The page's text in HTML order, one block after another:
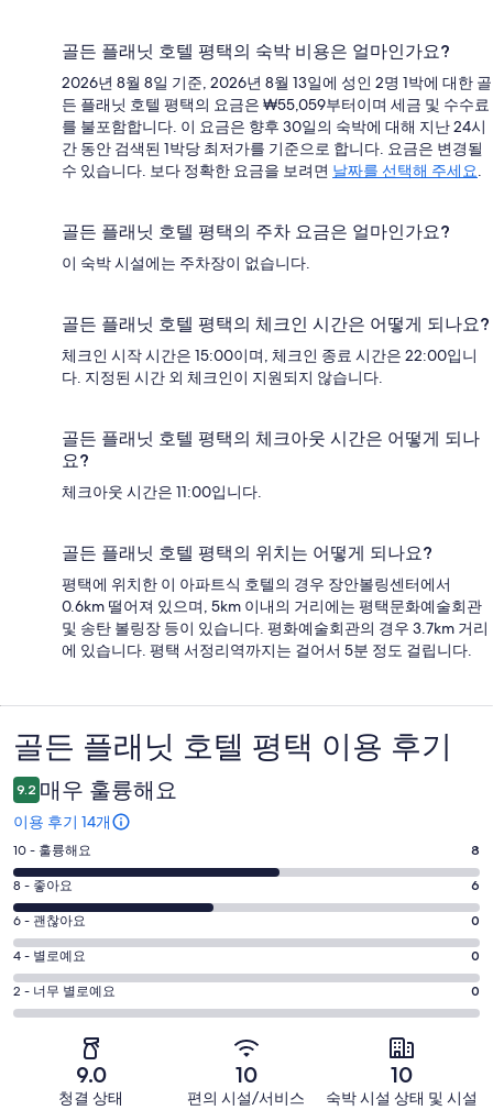
골든 플래닛 호텔 평택의 숙박 비용은 얼마인가요?
2026년 8월 8일 기준, 2026년 8월 13일에 성인 2명 1박에 대한 골
든 플래닛 호텔 평택의 요금은 ₩55,059부터이며 세금 및 수수료
를 불포함합니다. 이 요금은 향후 30일의 숙박에 대해 지난 24시
간 동안 검색된 1박당 최저가를 기준으로 합니다. 요금은 변경될
수 있습니다. 보다 정확한 요금을 보려면 날짜를 선택해 주세요.
골든 플래닛 호텔 평택의 주차 요금은 얼마인가요?
이 숙박 시설에는 주차장이 없습니다.
골든 플래닛 호텔 평택의 체크인 시간은 어떻게 되나요?
체크인 시작 시간은 15:00이며, 체크인 종료 시간은 22:00입니
다. 지정된 시간 외 체크인이 지원되지 않습니다.
골든 플래닛 호텔 평택의 체크아웃 시간은 어떻게 되나
요?
체크아웃 시간은 11:00입니다.
골든 플래닛 호텔 평택의 위치는 어떻게 되나요?
평택에 위치한 이 아파트식 호텔의 경우 장안볼링센터에서
0.6km 떨어져 있으며, 5km 이내의 거리에는 평택문화예술회관
및 송탄 볼링장 등이 있습니다. 평화예술회관의 경우 3.7km 거리
에 있습니다. 평택 서정리역까지는 걸어서 5분 정도 걸립니다.
이
용
후
기
골든 플래닛 호텔 평택 이용 후기
9.2 매우 훌륭해요
이용 후기 14개
평
점
10
-
훌
륭
해
요.
10 - 훌륭해요 8
평
점
8
-
좋
아
8 - 좋아요 6
평
점
6
-
괜
6 - 괜찮아요 0
평
점
4
4 - 별로예요 0
평
점
2 - 너무 별로예요 0
9.0
청결 상태
10
편의 시설/서비스
10
숙박 시설 상태 및 시설